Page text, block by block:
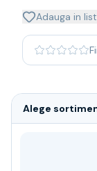
Japanese
Bourbon
Blanded Japanese
Canadian
Rom
Vodka
Adauga in
Alege